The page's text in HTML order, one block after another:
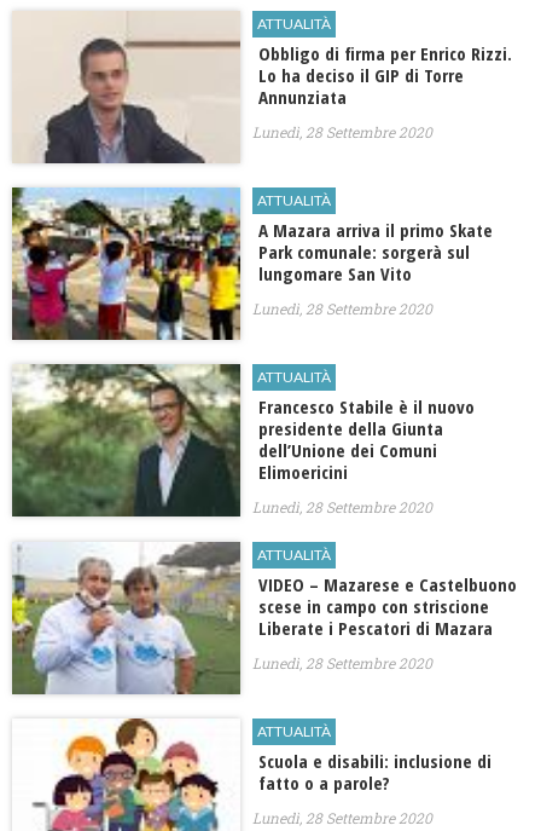
ATTUALITÀ
Obbligo di firma per Enrico Rizzi.
Lo ha deciso il GIP di Torre
Annunziata
Lunedì, 28 Settembre 2020
ATTUALITÀ
A Mazara arriva il primo Skate
Park comunale: sorgerà sul
lungomare San Vito
Lunedì, 28 Settembre 2020
ATTUALITÀ
Francesco Stabile è il nuovo
presidente della Giunta
dell’Unione dei Comuni
Elimoericini
Lunedì, 28 Settembre 2020
ATTUALITÀ
VIDEO – Mazarese e Castelbuono
scese in campo con striscione
Liberate i Pescatori di Mazara
Lunedì, 28 Settembre 2020
ATTUALITÀ
Scuola e disabili: inclusione di
fatto o a parole?
Lunedì, 28 Settembre 2020